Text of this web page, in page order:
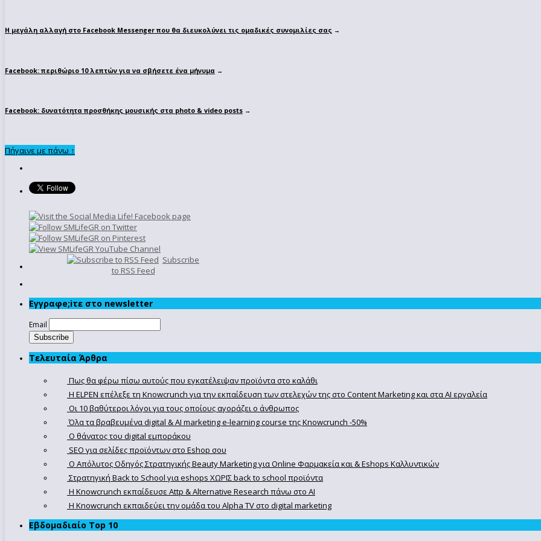
Η μεγάλη αλλαγή στο Facebook Messenger που θα διευκολύνει τις ομαδικές συνομιλίες σας →
Facebook: περιθώριο 10 λεπτών για να σβήσετε ένα μήνυμα →
Facebook: δυνατότητα προσθήκης μουσικής στα photo & video posts →
Πήγαινε με πάνω ↑
Subscribe
to RSS Feed
Εγγραφe;iτε στο newsletter
Email
Τελευταία Άρθρα
Πως θα φέρω πίσω αυτούς που εγκατέλειψαν προϊόντα στο καλάθι
Η ELPEN επέλεξε τη Knowcrunch για την εκπαίδευση των στελεχών της στο Content Marketing και στα AI εργαλεία
Οι 10 βαθύτεροι λόγοι για τους οποίους αγοράζει ο άνθρωπος
Όλα τα βραβευμένα digital & AI marketing e-learning course της Knowcrunch -50%
Ο θάνατος του digital εμποράκου
SEO για σελίδες προϊόντων στο Eshop σου
Ο Απόλυτoς Οδηγός Στρατηγικής Beauty Marketing για Online Φαρμακεία και & Eshops Καλλυντικών
Στρατηγική Back to School για eshops ΧΩΡΙΣ back to school προϊόντα
Η Knowcrunch εκπαίδευσε Attp & Alternative Research πάνω στο ΑΙ
Η Knowcrunch εκπαιδεύει την ομάδα του Alpha TV στο digital marketing
Εβδομαδιαίο Top 10